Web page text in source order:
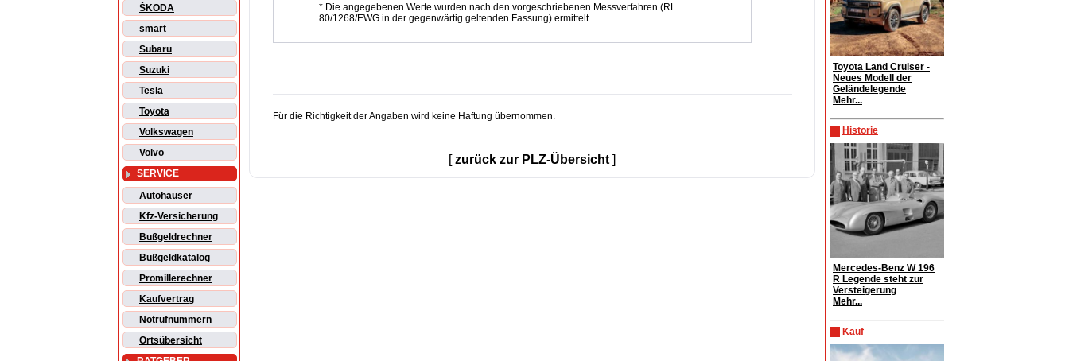
ŠKODA
smart
Subaru
Suzuki
Tesla
Toyota
Volkswagen
Volvo
SERVICE
Autohäuser
Kfz-Versicherung
Bußgeldrechner
Bußgeldkatalog
Promillerechner
Kaufvertrag
Notrufnummern
Ortsübersicht
Toyota Land Cruiser -
Neues Modell der
Geländelegende
Mehr...
Historie
Mercedes-Benz W 196
R Legende steht zur
Versteigerung
Mehr...
Kauf
* Die angegebenen Werte wurden nach den vorgeschriebenen Messverfahren (RL
80/1268/EWG in der gegenwärtig geltenden Fassung) ermittelt.
Für die Richtigkeit der Angaben wird keine Haftung übernommen.
zurück zur PLZ-Übersicht]